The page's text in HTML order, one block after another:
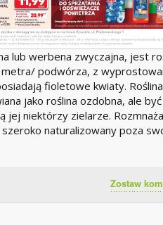
lub werbena zwyczajna, jest
podwórza, z
fioletowe kwiaty.
jako roślina ozdobna, ale
jej niektórzy zielarze.
naturalizowany poza
Zostaw